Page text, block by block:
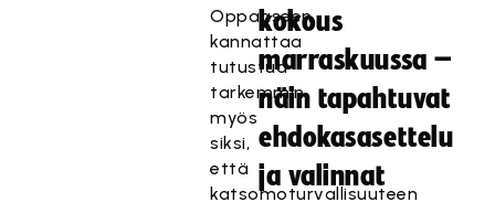
Oppaaseen
kannattaa
tutustua
tarkemmin
myös
siksi,
että
katsomoturvallisuuteen
kokous
marraskuussa –
näin tapahtuvat
ehdokasasettelu
ja valinnat